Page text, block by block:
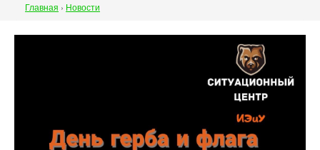
Строка
навигации
Главная › Новости